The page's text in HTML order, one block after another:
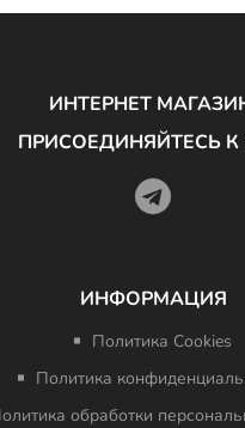
ИНТЕРНЕТ
ПРИСОЕДИНЯЙТЕСЬ
ИНФОРМАЦИЯ
Политика Cookies
Политика
обработки